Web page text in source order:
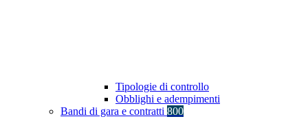
Tipologie di controllo
Obblighi e adempimenti
Bandi di gara e contratti 800